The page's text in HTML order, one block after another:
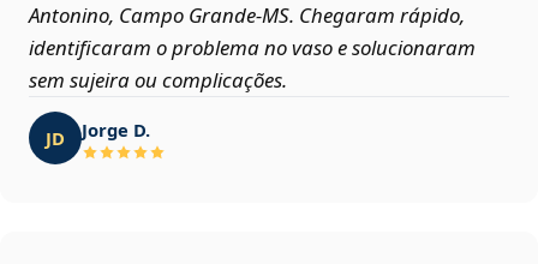
Antonino, Campo Grande‑MS. Chegaram rápido,
identificaram o problema no vaso e solucionaram
sem sujeira ou complicações.
JD Jorge D.